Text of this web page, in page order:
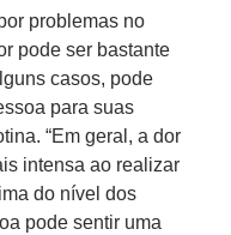
problemas no
pode ser bastante
casos, pode
para suas
“Em geral, a dor
intensa ao realizar
do nível dos
pode sentir uma